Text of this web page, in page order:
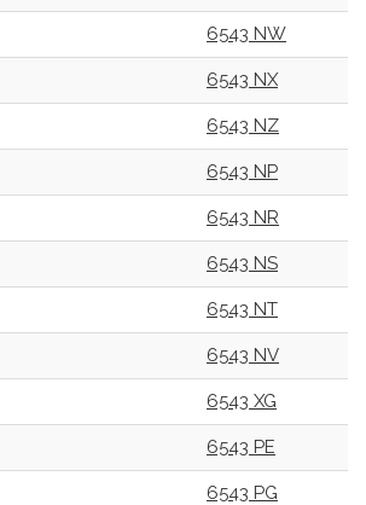
6543 NW
6543 NX
6543 NZ
6543 NP
6543 NR
6543 NS
6543 NT
6543 NV
6543 XG
6543 PE
6543 PG